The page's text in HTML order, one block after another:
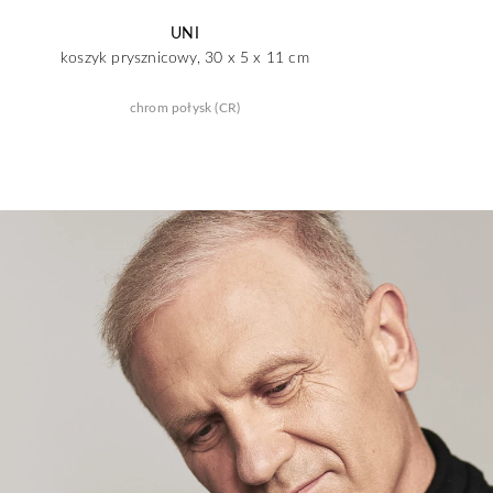
UNI
koszyk prysznicowy, 30 x 5 x 11 cm
chrom połysk (CR)